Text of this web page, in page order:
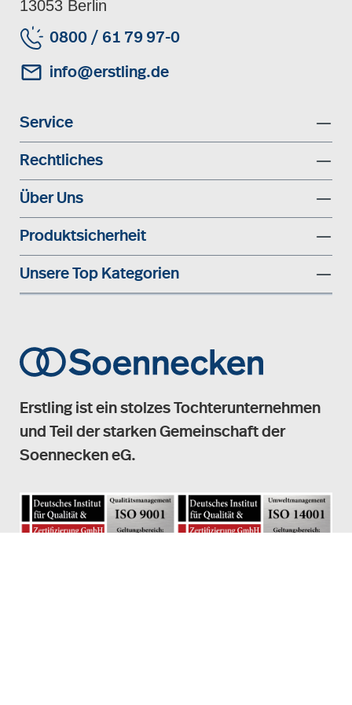
13053 Berlin
0800 / 61 79 97-0
info@erstling.de
Service
Rechtliches
Über Uns
Produktsicherheit
Unsere Top Kategorien
Erstling ist ein stolzes Tochterunternehmen
und Teil der starken Gemeinschaft der
Soennecken eG.